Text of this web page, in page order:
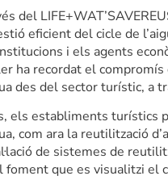
del
eficient del cicle de
i els agents
ha recordat el
des del sector turístic, a
els establiments turístics
com ara la reutilització
de sistemes de
foment que es visualitzi